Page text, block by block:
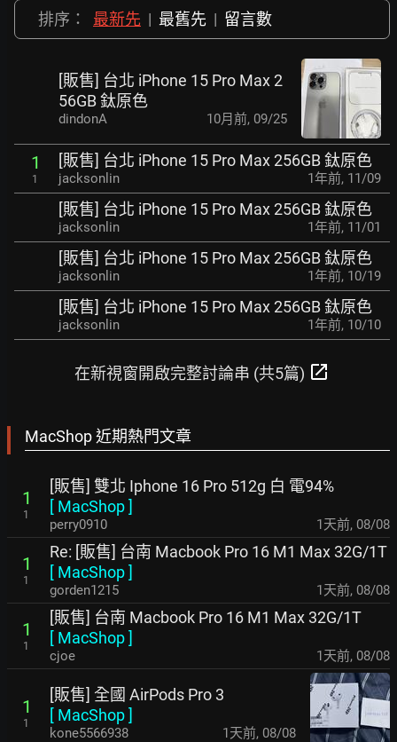
排序： 最新先 | 最舊先 | 留言數
[販售] 台北 iPhone 15 Pro Max 2
56GB 鈦原色
dindonA 10月前, 09/25
1
1
[販售] 台北 iPhone 15 Pro Max 256GB 鈦原色
jacksonlin 1年前, 11/09
[販售] 台北 iPhone 15 Pro Max 256GB 鈦原色
jacksonlin 1年前, 11/01
[販售] 台北 iPhone 15 Pro Max 256GB 鈦原色
jacksonlin 1年前, 10/19
[販售] 台北 iPhone 15 Pro Max 256GB 鈦原色
jacksonlin 1年前, 10/10
在新視窗開啟完整討論串 (共5篇) open_in_new
MacShop 近期熱門文章
1
1
[販售] 雙北 Iphone 16 Pro 512g 白 電94%
[ MacShop]
perry0910 1天前, 08/08
1
1
Re: [販售] 台南 Macbook Pro 16 M1 Max 32G/1T
[ MacShop]
gorden1215 1天前, 08/08
1
1
[販售] 台南 Macbook Pro 16 M1 Max 32G/1T
[ MacShop]
cjoe 1天前, 08/08
1
1
[販售] 全國 AirPods Pro 3
[ MacShop]
kone5566938 1天前, 08/08